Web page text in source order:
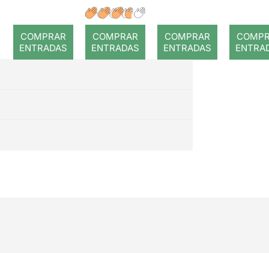
COMPRAR
ENTRADAS
flotants
(després
de la
COMPRAR
ENTRADAS
COMPRAR
ENTRADAS